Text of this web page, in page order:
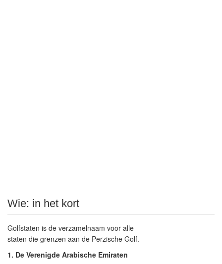
Wie: in het kort
Golfstaten is de verzamelnaam voor alle
staten die grenzen aan de Perzische Golf.
1. De Verenigde Arabische Emiraten